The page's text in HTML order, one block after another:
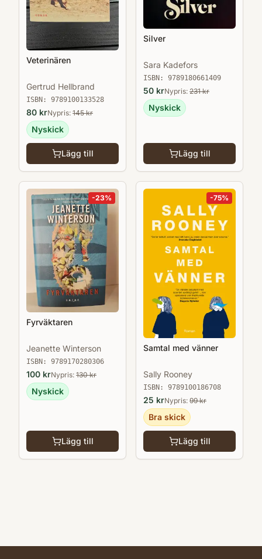
Veterinären
Gertrud Hellbrand
ISBN: 9789100133528
80 krNypris: 145kr
Nyskick
Lägg till
Silver
Sara Kadefors
ISBN: 9789180661409
50 krNypris: 231kr
Nyskick
Lägg till
-23%
Fyrväktaren
Jeanette Winterson
ISBN: 9789170280306
100 krNypris: 130kr
Nyskick
Lägg till
-75%
Samtal med vänner
Sally Rooney
ISBN: 9789100186708
25 krNypris: 99kr
Bra skick
Lägg till